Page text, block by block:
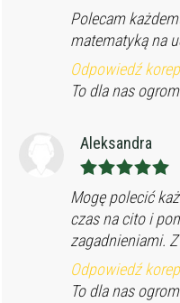
Polecam
matematyką na
Odpowiedź
To dla nas
Aleksandra
Mogę polecić
czas na cito i
zagadnieniami.
Odpowiedź
To dla nas